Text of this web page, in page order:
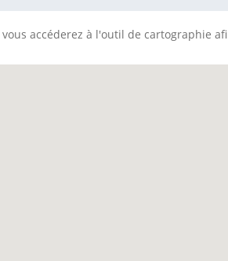
accéderez à l'outil de cartographie